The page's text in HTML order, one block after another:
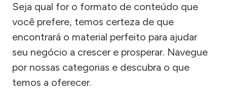
Seja qual for o formato de conteúdo que
você prefere, temos certeza de que
encontrará o material perfeito para ajudar
seu negócio a crescer e prosperar. Navegue
por nossas categorias e descubra o que
temos a oferecer.